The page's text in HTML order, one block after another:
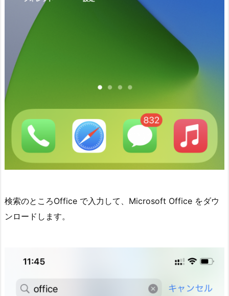
検索のところOffice で入力して、Microsoft Office をダウ
ンロードします。